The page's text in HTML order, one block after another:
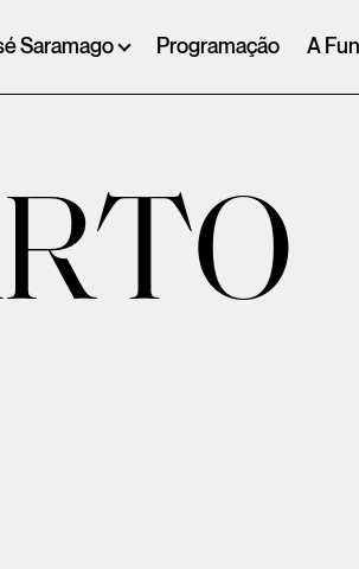
Saramago Programação A